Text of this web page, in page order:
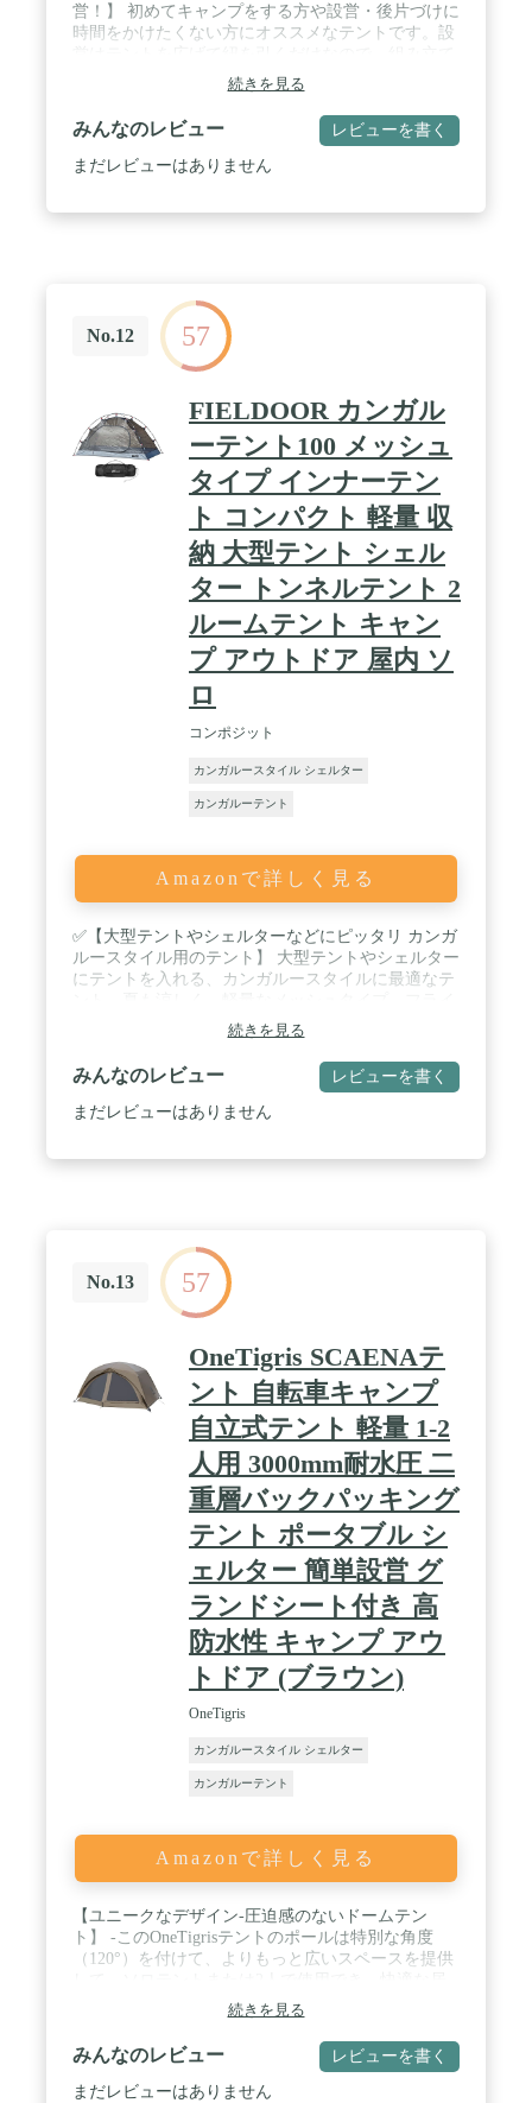
営！】 初めてキャンプをする方や設営・後片づけに
時間をかけたくない方にオススメなテントです。設
の所要時間はなんと(約)15秒という早さ！骨組みの
組み立てがないので、女性でも簡単に組み立てるこ
とができます。 / ✅【優れた通気性でテント内も快
適！】 ジッパーで開閉可能な2重構造の蚊帳つき窓
と大きな天窓が装備されているので通気性に優れ、
にて品質試験を行っており、UV測定遮蔽率は93％
以上、UV測定透過率は最上ランクのUPF評価50+の
評価に。さらに、耐水度試験では、耐水圧1,500mm
以上という試験結果になりました。一般的な強い雨
が1,500mmと言われており、テントとして申し分な
い結果となりました。 / ✅【商品詳細】 サイズ： 本
体サイズ : (約)200cm×200cm×120cm 収納サイズ :
(約)15cm×15cm×105cm 材質： トップ : ポリエステ
ル グラウンドシート : ポリエチレン ポール : グラス
ファイバー 重量： (約)3.3kg 耐水圧： 1,500mm以上
付属品： ・テント本体×1 ・トップシート×1 ・天井
棚シート×1 ・ペグ×8 ・ロープ×4 ・専用収納バッグ
×1 ・取扱説明書(日本語) 特記事項： 本製品は撥水
仕様ですが防水仕様ではありません。 雨量によって
は浸水する恐れがございますので、雨天時のご使用
は十分ご注意ください。 / [こんな商品をお探しの方
に] アウトドア アウトドア用品 キャンプ キャンプ
用品 キャンプ道具 Fieldoor フィールドア おしゃれ
かんたん 初心者 ビギナー 道具 プライバシー 着替
ズ フィールドギア アクセサリー レジャー 山 海 ビ
運動会 クラブ活動 部活動 お花見 キャンピング グ
ランピング テント キャンプテント ファミリーテン
ローズ サンシェード 日よけ 日除け 紫外線 uvカッ
ト 大人 子供 二人用 三人用 四人用 2人用 3人用 4人
ドア テント・タープ タープ テント テントアクセサ
リー グランドシート・テントマット フライシート
ポール ドーム型テント 家 ベランダ バルコニー お
続きを見る
みんなのレビュー レビューを書く
まだレビューはありません
No.12 57
FIELDOOR カンガル
ーテント100 メッシュ
タイプ インナーテン
ト コンパクト 軽量 収
納 大型テント シェル
ター トンネルテント 2
ルームテント キャン
プ アウトドア 屋内 ソ
ロ
コンポジット
カンガルースタイル シェルター
カンガルーテント
Amazonで詳しく見る
✅【大型テントやシェルターなどにピッタリ カンガ
ルースタイル用のテント】 大型テントやシェルター
にテントを入れる、カンガルースタイルに最適なテ
シートなどを省き、収納時もコンパクトです。 /
✅【FIELDOORのテントと相性ピッタリ ワンポール
テントにもおすすめ】 FIELDOORの大型のテント
や、ワンポールテントとの相性もピッタリ。複数使
用で個室感覚で使用できます。 / ✅【軽いので持ち
(約)210cm×105cm×110cm、内寸 :
(約)200cm×100cm×100cm・収納時 : (約)直径
14cm×40cm■重量：(約)1.5kg■材質：・テント : ポリ
エステル・グラウンド : ポリエステル・ポール : グ
トポール×2・専用収納バッグ×1・取扱説明書(日本
語)※商品は、モニターによって色合いが異なって
見える場合があります。 また、仕様・デザインは改
良のため予告なく変更することがあります。 / [こん
な商品をお探しの方に] アウトドア アウトドア用品
キャンプ キャンプ用品 キャンプ道具 Fieldoor フィ
ールドア おしゃれ かんたん 初心者 ビギナー 道具
プライバシー 着替え 休憩 防災 災害時 避難 防災用
品 アウトドアグッズ フィールドギア アクセサリー
レジャー 山 海 ビーチ 公園 フェス 屋外イベント バ
ーベキュー BBQ 運動会 クラブ活動 部活動 お花見
キャンピング グランピング テント キャンプテント
ファミリーテント ビーチテント 簡易 簡易テント ド
ームテント ドーム型テント 簡単テント 自立型 軽量
続きを見る
みんなのレビュー レビューを書く
まだレビューはありません
No.13 57
OneTigris SCAENAテ
ント 自転車キャンプ
自立式テント 軽量 1-2
人用 3000mm耐水圧 二
重層バックパッキング
テント ポータブル シ
ェルター 簡単設営 グ
ランドシート付き 高
防水性 キャンプ アウ
トドア (ブラウン)
OneTigris
カンガルースタイル シェルター
カンガルーテント
Amazonで詳しく見る
【ユニークなデザイン-圧迫感のないドームテン
ト】 -このOneTigrisテントのポールは特別な角度
（120°）を付けて、よりもっと広いスペースを提供
住性を実現しています。 -取り外し可能フライシー
ト＆インナーテント。後ろがくり抜かれたようなデ
ザインで、アウトドアのシェルターとして単独で設
置できます。 / 【収納スペース】 3Dメッシュポケ
ット：この自立式な山岳テントはいつでも服などを
続きを見る
みんなのレビュー レビューを書く
まだレビューはありません